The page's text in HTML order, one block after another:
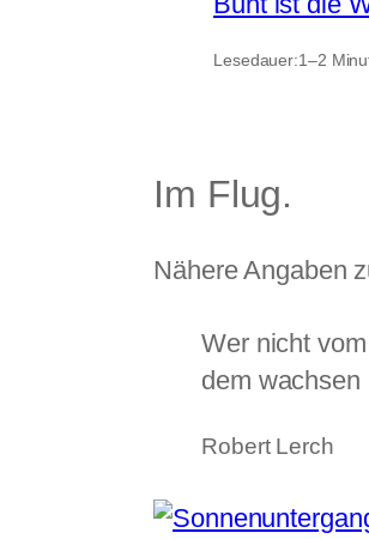
Lesedauer:1–2
Im Flug.
Nähere Angaben
Wer nicht
dem wachsen
Robert Lerch